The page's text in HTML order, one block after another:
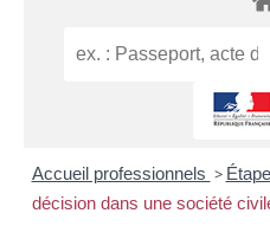
Accueil professionnels >
décision dans une société